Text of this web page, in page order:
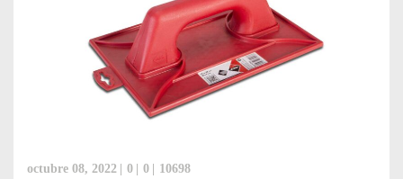
octubre 08, 2022 0 0 10698